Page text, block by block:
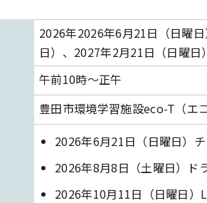
2026年2026年6月21日（日曜
日）、2027年2月21日（日曜日）
午前10時～正午
豊田市環境学習施設eco-T（エコ
2026年6月21日（日曜日）
2026年8月8日（土曜日）ド
2026年10月11日（日曜日）